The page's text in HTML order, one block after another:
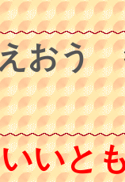
おう
いと